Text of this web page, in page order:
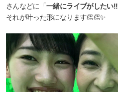
さんなどに「一緒にライブがしたい!!
それが叶った形になります👏👏✨